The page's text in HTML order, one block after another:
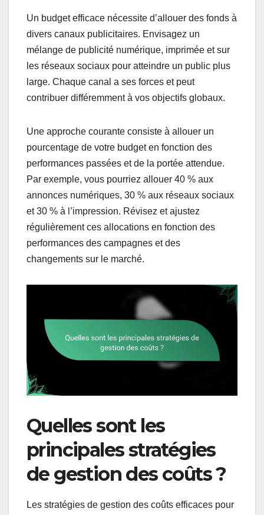
Un budget efficace nécessite d’allouer des fonds à
divers canaux publicitaires. Envisagez un
mélange de publicité numérique, imprimée et sur
les réseaux sociaux pour atteindre un public plus
large. Chaque canal a ses forces et peut
contribuer différemment à vos objectifs globaux.
Une approche courante consiste à allouer un
pourcentage de votre budget en fonction des
performances passées et de la portée attendue.
Par exemple, vous pourriez allouer 40 % aux
annonces numériques, 30 % aux réseaux sociaux
et 30 % à l’impression. Révisez et ajustez
régulièrement ces allocations en fonction des
performances des campagnes et des
changements sur le marché.
Quelles sont les
principales stratégies
de gestion des coûts ?
Les stratégies de gestion des coûts efficaces pour